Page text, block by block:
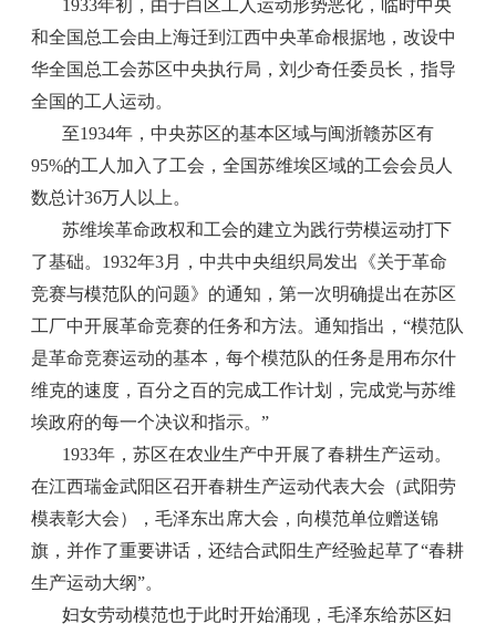
1933年初，由于白区工人运动形势恶化，临时中央
和全国总工会由上海迁到江西中央革命根据地，改设中
华全国总工会苏区中央执行局，刘少奇任委员长，指导
全国的工人运动。
至1934年，中央苏区的基本区域与闽浙赣苏区有
95%的工人加入了工会，全国苏维埃区域的工会会员人
数总计36万人以上。
苏维埃革命政权和工会的建立为践行劳模运动打下
了基础。1932年3月，中共中央组织局发出《关于革命
竞赛与模范队的问题》的通知，第一次明确提出在苏区
工厂中开展革命竞赛的任务和方法。通知指出，“模范队
是革命竞赛运动的基本，每个模范队的任务是用布尔什
维克的速度，百分之百的完成工作计划，完成党与苏维
埃政府的每一个决议和指示。”
1933年，苏区在农业生产中开展了春耕生产运动。
在江西瑞金武阳区召开春耕生产运动代表大会（武阳劳
模表彰大会），毛泽东出席大会，向模范单位赠送锦
旗，并作了重要讲话，还结合武阳生产经验起草了“春耕
生产运动大纲”。
妇女劳动模范也于此时开始涌现，毛泽东给苏区妇